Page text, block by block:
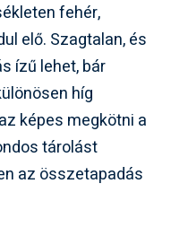
fehér,
elő. Szagtalan, és
ízű lehet, bár
híg
képes megkötni a
tárolást
az összetapadás